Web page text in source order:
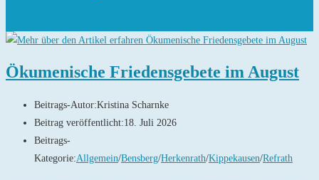
Ökumenische Friedensgebete im August
Beitrags-Autor:Kristina Scharnke
Beitrag veröffentlicht:18. Juli 2026
Beitrags-
Kategorie:Allgemein/Bensberg/Herkenrath/Kippekausen/Refrath